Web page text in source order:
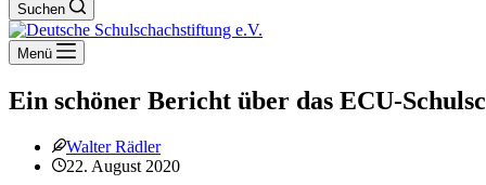
Suchen
Menü
Ein schöner Bericht über das ECU-
Walter Rädler
22. August 2020